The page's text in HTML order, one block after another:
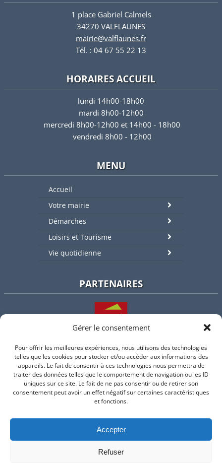
Gérer le consentement
Pour offrir les meilleures expériences, nous utilisons des technologies
telles que les cookies pour stocker et/ou accéder aux informations des
appareils. Le fait de consentir à ces technologies nous permettra de
traiter des données telles que le comportement de navigation ou les ID
uniques sur ce site. Le fait de ne pas consentir ou de retirer son
consentement peut avoir un effet négatif sur certaines caractéristiques
et fonctions.
Accepter
Refuser
1 place Gabriel Calmels
34270 VALFLAUNES
mairie@valflaunes.fr
Tél. : 04 67 55 22 13
HORAIRES ACCUEIL
lundi 14h00-18h00
mardi 8h00-12h00
mercredi 8h00-12h00 et 14h00 - 18h00
vendredi 8h00 - 12h00
MENU
Accueil
Votre mairie
Démarches
Loisirs et Tourisme
Vie quotidienne
PARTENAIRES
L'intercommunalité
Intramuros
Suivez-nous sur Facebook